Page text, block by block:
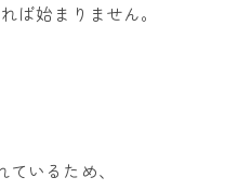
ば始まりません。
いるため、